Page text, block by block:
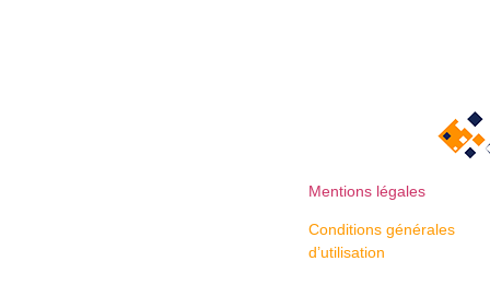
Mentions légales
Conditions générales
d’utilisation